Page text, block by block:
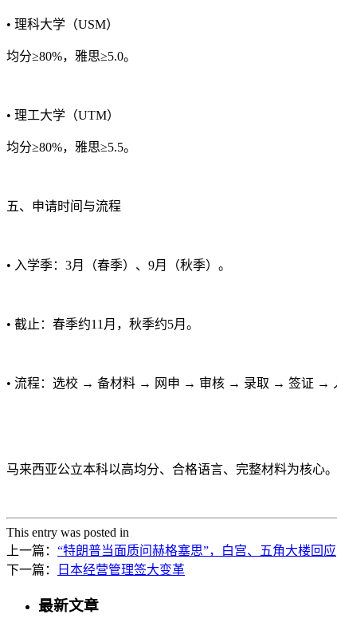
• 理科大学（USM）
均分≥80%，雅思≥5.0。
• 理工大学（UTM）
均分≥80%，雅思≥5.5。
五、申请时间与流程
• 入学季：3月（春季）、9月（秋季）。
• 截止：春季约11月，秋季约5月。
• 流程：选校 → 备材料 → 网申 → 审核 → 录取 → 签证 →
马来西亚公立本科以高均分、合格语言、完整材料为核心
This entry was posted in
上一篇： “特朗普当面质问赫格塞思”，白宫、五角大楼回应
下一篇：
日本经营管理签大变革
最新文章